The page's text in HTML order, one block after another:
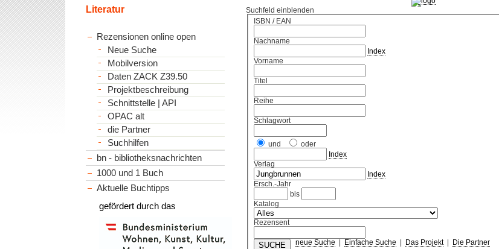
Suchfeld einblenden
ISBN / EAN
Nachname
Index
Vorname
Titel
Reihe
Schlagwort
und
oder
Index
Verlag
Index
Ersch.-Jahr
bis
Katalog
Rezensent
neue Suche Einfache Suche Das Projekt| Die Partner
Literatur
Rezensionen online open
Neue Suche
Mobilversion
Daten ZACK Z39.50
Projektbeschreibung
Schnittstelle | API
OPAC alt
die Partner
Suchhilfen
bn - bibliotheksnachrichten
1000 und 1 Buch
Aktuelle Buchtipps
gefördert durch das